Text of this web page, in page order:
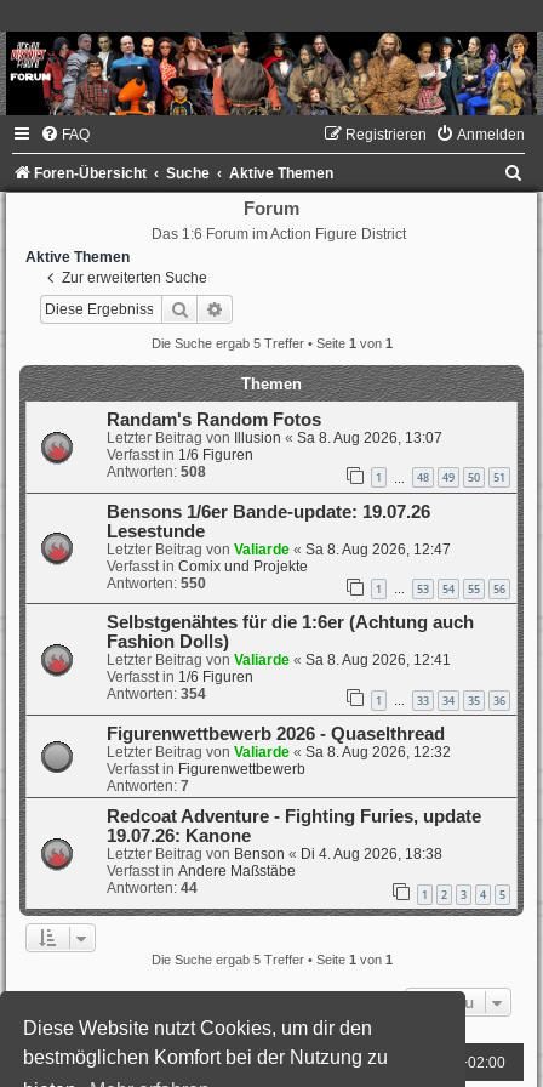
Diese Website nutzt Cookies, um dir den
bestmöglichen Komfort bei der Nutzung zu
FAQ Anmelden
Registrieren
Foren-Übersicht Suche Aktive Themen
Forum
Das 1:6 Forum im Action Figure District
Aktive Themen
Zur erweiterten Suche
Suche
Die Suche ergab 5 Treffer • Seite 1 von 1
Themen
Randam's Random Fotos
Letzter Beitrag von Illusion « Sa 8. Aug 2026, 13:07
Verfasst in 1/6 Figuren
Antworten: 508 1 48 49 50 51
Bensons 1/6er Bande-update: 19.07.26
Lesestunde
Letzter Beitrag von Valiarde « Sa 8. Aug 2026, 12:47
Verfasst in Comix und Projekte
Antworten: 550 1 … 53 54 55 56
Selbstgenähtes für die 1:6er (Achtung auch
Fashion Dolls)
Letzter Beitrag von Valiarde « Sa 8. Aug 2026, 12:41
Verfasst in 1/6 Figuren
Antworten: 354 1 … 33 34 35 36
Figurenwettbewerb 2026 - Quaselthread
Letzter Beitrag von Valiarde « Sa 8. Aug 2026, 12:32
Verfasst in Figurenwettbewerb
Antworten: 7
Redcoat Adventure - Fighting Furies, update
19.07.26: Kanone
Letzter Beitrag von Benson « Di 4. Aug 2026, 18:38
Verfasst in Andere Maßstäbe
Antworten: 44 1 2 3 4 5
Die Suche ergab 5 Treffer • Seite 1 von 1
Gehe zu
Foren-Übersicht Alle Zeiten sind UTC+02:00